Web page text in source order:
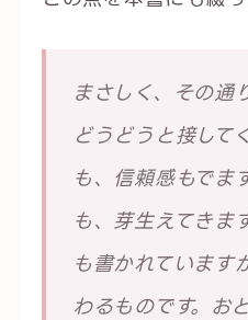
まさしく、その通
どうどうと接して
も、信頼感もでま
も、芽生えてきま
も書かれています
わるものです。お